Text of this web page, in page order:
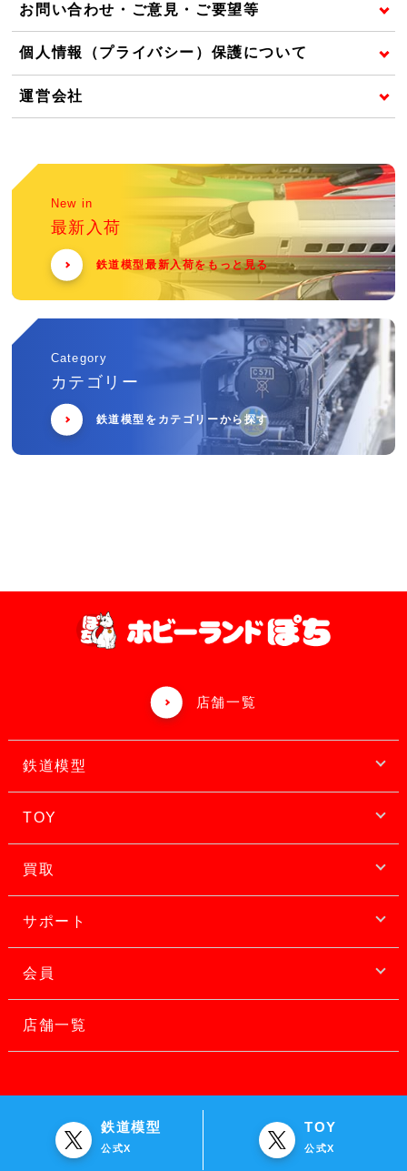
お問い合わせ・ご意見・ご要望等
個人情報（プライバシー）保護について
運営会社
New in
最新入荷
鉄道模型最新入荷をもっと見る
Category
カテゴリー
鉄道模型をカテゴリーから探す
店舗一覧
鉄道模型
TOY
買取
サポート
会員
店舗一覧
鉄道模型
公式X
TOY
公式X